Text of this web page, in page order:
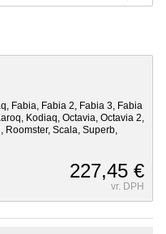
Fabia, Fabia 2, Fabia 3, Fabia
Kodiaq, Octavia, Octavia 2,
Roomster, Scala, Superb,
227,45 €
vr. DPH